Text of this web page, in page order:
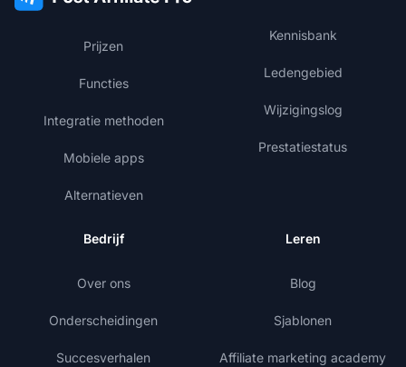
Prijzen
Functies
Integratie methoden
Mobiele apps
Alternatieven
Kennisbank
Ledengebied
Wijzigingslog
Prestatiestatus
Bedrijf
Over ons
Onderscheidingen
Succesverhalen
Leren
Blog
Sjablonen
Affiliate marketing academy